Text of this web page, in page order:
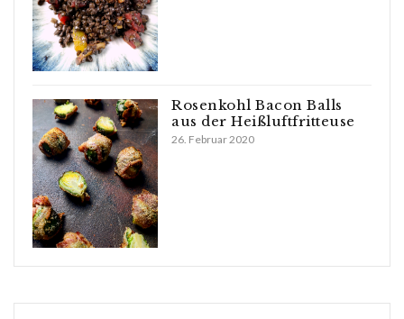
Rosenkohl Bacon Balls
aus der Heißluftfritteuse
26. Februar 2020